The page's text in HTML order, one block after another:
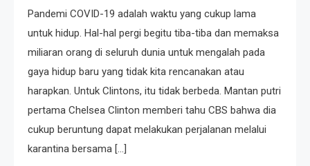
Pandemi COVID-19 adalah waktu yang cukup lama
untuk hidup. Hal-hal pergi begitu tiba-tiba dan memaksa
miliaran orang di seluruh dunia untuk mengalah pada
gaya hidup baru yang tidak kita rencanakan atau
harapkan. Untuk Clintons, itu tidak berbeda. Mantan putri
pertama Chelsea Clinton memberi tahu CBS bahwa dia
cukup beruntung dapat melakukan perjalanan melalui
karantina bersama […]